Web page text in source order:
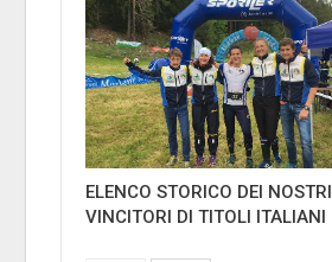
ELENCO STORICO DEI NOSTRI
VINCITORI DI TITOLI ITALIANI